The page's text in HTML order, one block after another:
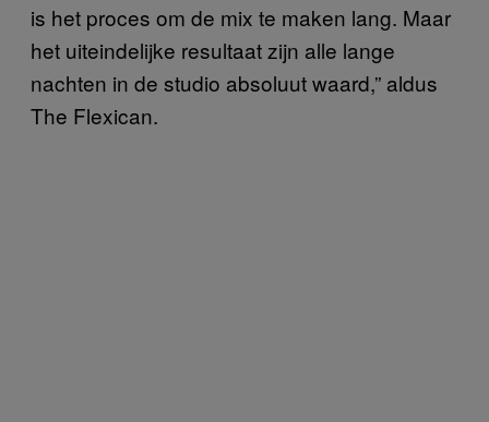
is het proces om de mix te maken lang. Maar
het uiteindelijke resultaat zijn alle lange
nachten in de studio absoluut waard,” aldus
The Flexican.